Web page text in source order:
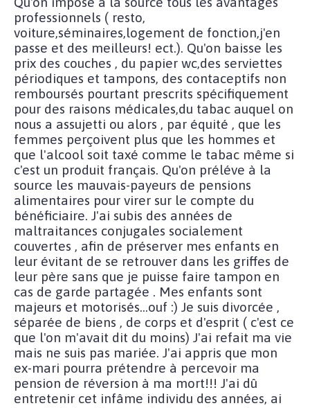
professionnels ( resto,
voiture,séminaires,logement de fonction,j'en
passe et des meilleurs! ect.). Qu'on baisse les
prix des couches , du papier wc,des serviettes
périodiques et tampons, des contaceptifs non
remboursés pourtant prescrits spécifiquement
pour des raisons médicales,du tabac auquel on
nous a assujetti ou alors , par équité , que les
femmes perçoivent plus que les hommes et
que l'alcool soit taxé comme le tabac même si
c'est un produit français. Qu'on préléve à la
source les mauvais-payeurs de pensions
alimentaires pour virer sur le compte du
bénéficiaire. J'ai subis des années de
maltraitances conjugales socialement
couvertes , afin de préserver mes enfants en
leur évitant de se retrouver dans les griffes de
leur père sans que je puisse faire tampon en
cas de garde partagée . Mes enfants sont
majeurs et motorisés...ouf :) Je suis divorcée ,
séparée de biens , de corps et d'esprit ( c'est ce
que l'on m'avait dit du moins) J'ai refait ma vie
mais ne suis pas mariée. J'ai appris que mon
ex-mari pourra prétendre à percevoir ma
pension de réversion à ma mort!!! J'ai dû
entretenir cet infâme individu des années, ai